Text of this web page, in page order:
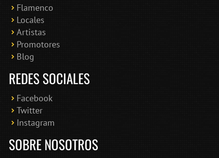
Flamenco
Locales
Artistas
Promotores
Blog
REDES SOCIALES
Facebook
Twitter
Instagram
SOBRE NOSOTROS